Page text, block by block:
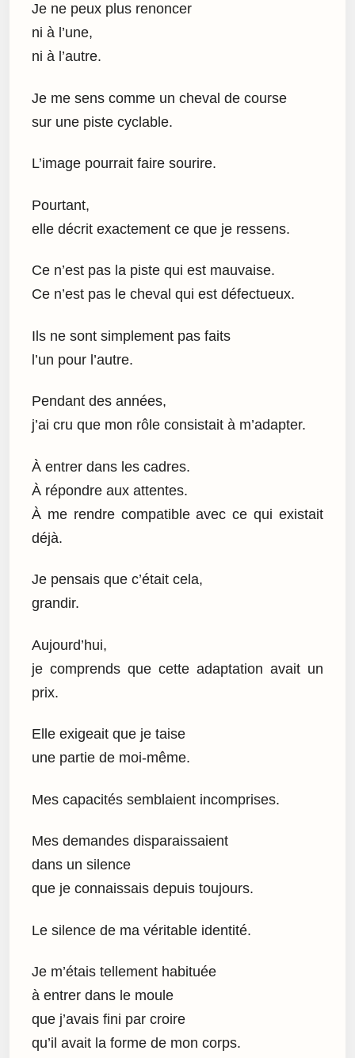
Je ne peux plus renoncer
ni à l’une,
ni à l’autre.
Je me sens comme un cheval de course
sur une piste cyclable.
L’image pourrait faire sourire.
Pourtant,
elle décrit exactement ce que je ressens.
Ce n’est pas la piste qui est mauvaise.
Ce n’est pas le cheval qui est défectueux.
Ils ne sont simplement pas faits
l’un pour l’autre.
Pendant des années,
j’ai cru que mon rôle consistait à m’adapter.
À entrer dans les cadres.
À répondre aux attentes.
À me rendre compatible avec ce qui existait
déjà.
Je pensais que c’était cela,
grandir.
Aujourd’hui,
je comprends que cette adaptation avait un
prix.
Elle exigeait que je taise
une partie de moi-même.
Mes capacités semblaient incomprises.
Mes demandes disparaissaient
dans un silence
que je connaissais depuis toujours.
Le silence de ma véritable identité.
Je m’étais tellement habituée
à entrer dans le moule
que j’avais fini par croire
qu’il avait la forme de mon corps.